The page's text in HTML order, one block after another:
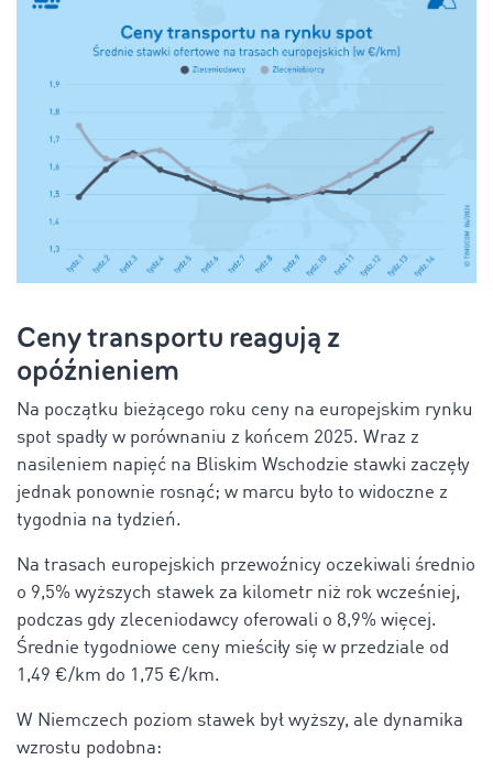
Ceny transportu reagują z
opóźnieniem
Na początku bieżącego roku ceny na europejskim rynku
spot spadły w porównaniu z końcem 2025. Wraz z
nasileniem napięć na Bliskim Wschodzie stawki zaczęły
jednak ponownie rosnąć; w marcu było to widoczne z
tygodnia na tydzień.
Na trasach europejskich przewoźnicy oczekiwali średnio
o 9,5% wyższych stawek za kilometr niż rok wcześniej,
podczas gdy zleceniodawcy oferowali o 8,9% więcej.
Średnie tygodniowe ceny mieściły się w przedziale od
1,49 €/km do 1,75 €/km.
W Niemczech poziom stawek był wyższy, ale dynamika
wzrostu podobna: